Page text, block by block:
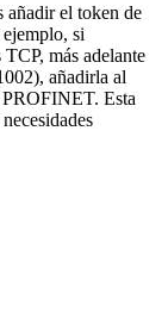
añadir el token de
si
más adelante
añadirla al
Esta